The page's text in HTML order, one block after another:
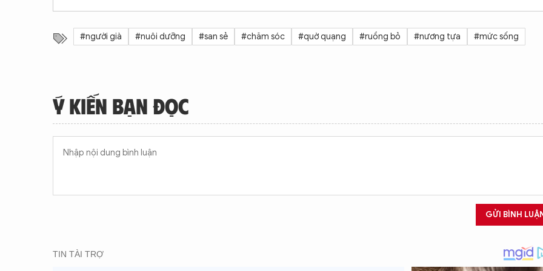
#người già #nuôi dưỡng #san sẻ #chăm sóc #quờ quạng #ruồng bỏ #nương tựa #mức sống
Ý KIẾN BẠN ĐỌC
GỬI BÌNH